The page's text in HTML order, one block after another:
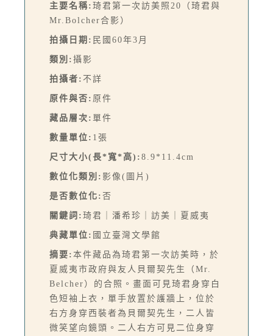
主要名稱: 琦君第一次訪美照20（琦君與
Mr.Bolcher合影）
拍攝日期: 民國60年3月
類別: 攝影
拍攝者: 不詳
原件與否: 原件
藏品層次: 單件
數量單位: 1張
尺寸大小(長*寬*高): 8.9*11.4cm
數位化類別: 影像(圖片)
是否數位化: 否
關鍵詞: 琦君｜潘希珍｜訪美｜夏威夷
典藏單位: 國立臺灣文學館
摘要: 本件藏品為琦君第一次訪美時，於
夏威夷市政府與友人貝爾契先生（Mr.
Belcher）的合照。畫面可見琦君身穿白
色短袖上衣，單手放置於護牆上，位於
右方身穿西裝者為貝爾契先生，二人皆
微笑望向鏡頭。二人右方可見二位身穿